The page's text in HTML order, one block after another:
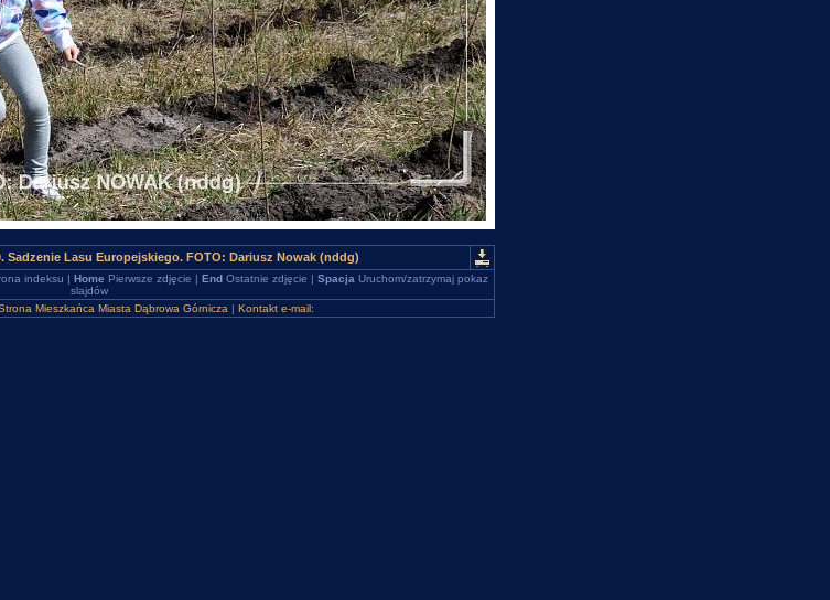
Sadzenie Lasu Europejskiego. FOTO: Dariusz Nowak (nddg)
indeksu | Home Pierwsze zdjęcie | EndOstatnie zdjęcie | Spacja Uruchom/zatrzymaj pokaz
slajdów
Mieszkańca Miasta Dąbrowa Górnicza | Kontakt e-mail: